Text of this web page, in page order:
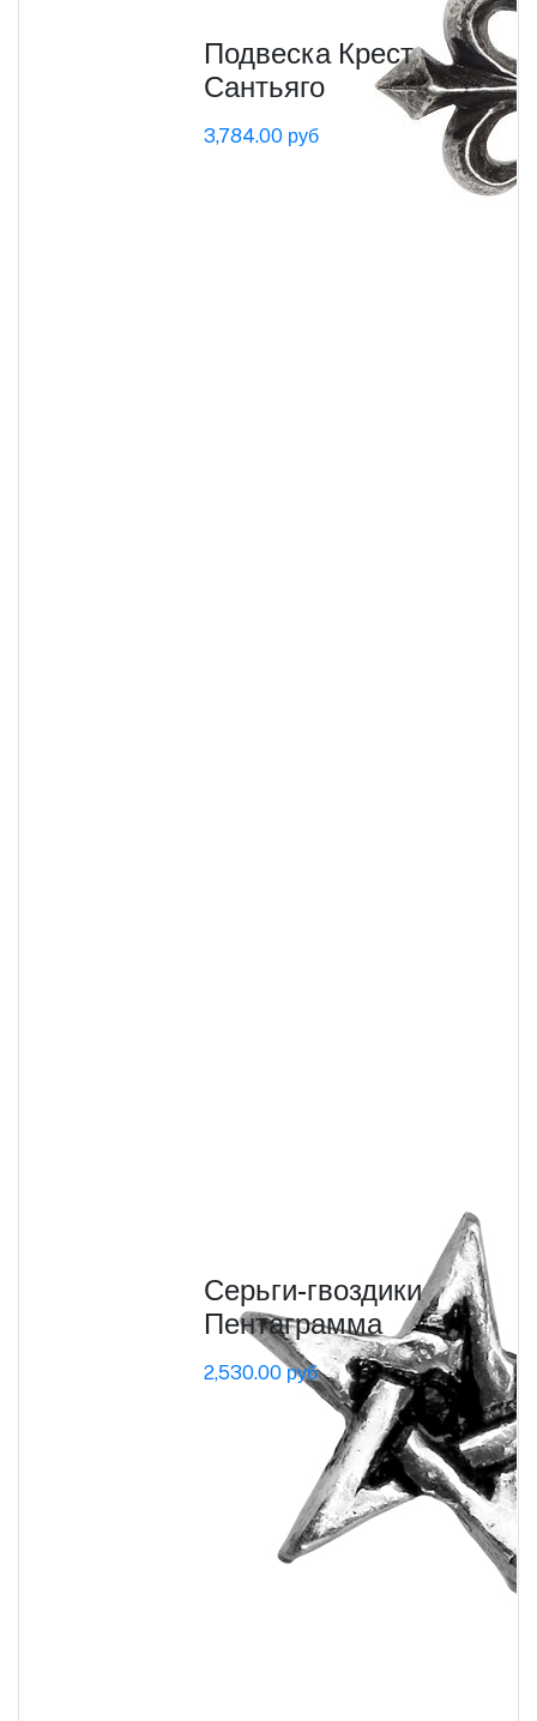
Подвеска Крест
Сантьяго
3,784.00 руб
Серьги-гвоздики
Пентаграмма
2,530.00 руб